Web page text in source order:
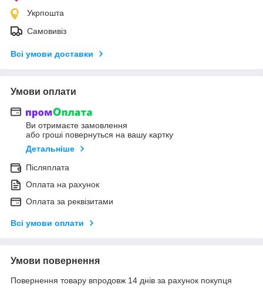
Укрпошта
Самовивіз
Всі умови доставки
Умови оплати
Ви отримаєте замовлення
або гроші повернуться на вашу картку
Детальніше
Післяплата
Оплата на рахунок
Оплата за реквізитами
Всі умови оплати
Умови повернення
Повернення товару впродовж 14 днів за рахунок покупця